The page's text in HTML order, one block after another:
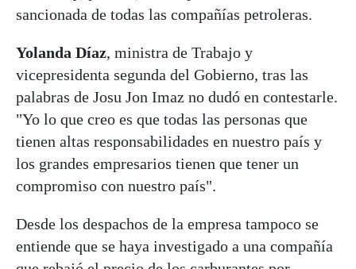
sancionada de todas las compañías petroleras.
Yolanda Díaz, ministra de Trabajo y
vicepresidenta segunda del Gobierno, tras las
palabras de Josu Jon Imaz no dudó en contestarle.
"Yo lo que creo es que todas las personas que
tienen altas responsabilidades en nuestro país y
los grandes empresarios tienen que tener un
compromiso con nuestro país".
Desde los despachos de la empresa tampoco se
entiende que se haya investigado a una compañía